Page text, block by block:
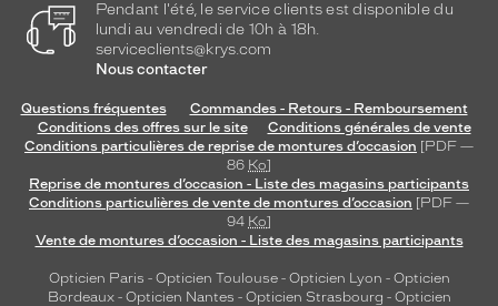
Pendant l'été, le service clients est disponible du
lundi au vendredi de 10h à 18h.
serviceclients@krys.com
Nous contacter
Questions fréquentes
Commandes - Retours - Remboursement
Conditions des offres sur le site
Conditions générales de vente
Conditions particulières de reprise de montures d’occasion [PDF —
86 Ko]
Reprise de montures d’occasion - Liste des magasins participants
Conditions particulières de vente de montures d’occasion [PDF —
94 Ko]
Vente de montures d’occasion - Liste des magasins participants
Opticien Paris - Opticien Toulouse- Opticien Lyon - Opticien
Bordeaux- Opticien Nantes - Opticien Strasbourg - Opticien